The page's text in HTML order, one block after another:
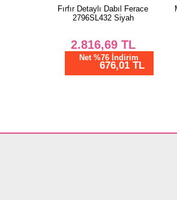
Motif Detaylı Aerobin Elbise
6601ORG1169 Laci
3.435,44TL
Net %76 İndirim
824,51 TL